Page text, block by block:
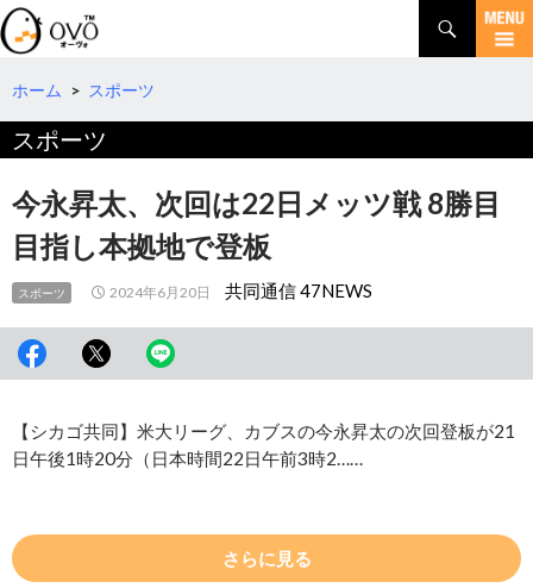
検
索
コ
テ
へ
ホーム > スポーツ
スポーツ
今永昇太、次回は22日メッツ戦 8勝目
目指し本拠地で登板
スポーツ 2024年6月20日 共同通信 47NEWS
【シカゴ共同】米大リーグ、カブスの今永昇太の次回登板が21
日午後1時20分（日本時間22日午前3時2……
さらに見る